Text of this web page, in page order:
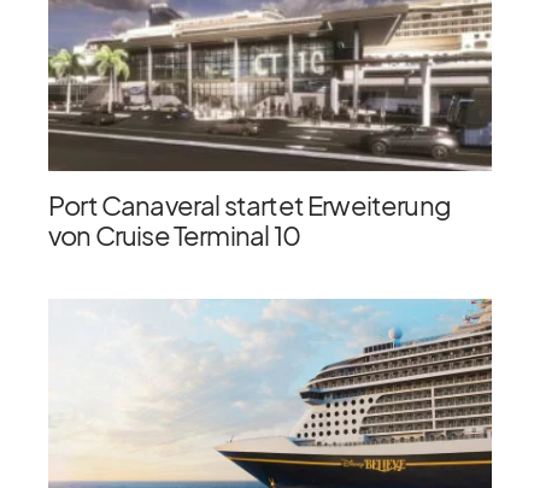
Port Canaveral startet Erweiterung
von Cruise Terminal 10